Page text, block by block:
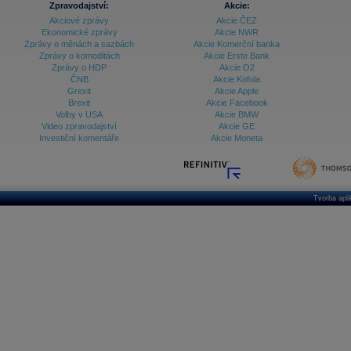
Archiv - Treasury alerty
Archiv - Vývoj české koruny
Archiv analýz - Makroukazatele
Ceny průmyslových výrobců - Data a prognózy
Ceny průmyslových výrobců - Graf (ČR)
Databanka - Akcie
Zpravodajství:
Akciové zprávy
Ekonomické zprávy
Zprávy o měnách a sazbách
Zprávy o komoditách
Zprávy o HDP
ČNB
Grexit
Brexit
Volby v USA
Video zpravodajství
Investiční komentáře
Akcie:
Akcie ČEZ
Akcie NWR
Akcie Komerční banka
Akcie Erste Bank
Akcie O2
Akcie Kofola
Akcie Apple
Akcie Facebook
Akcie BMW
Akcie GE
Akcie Moneta
Tvorba